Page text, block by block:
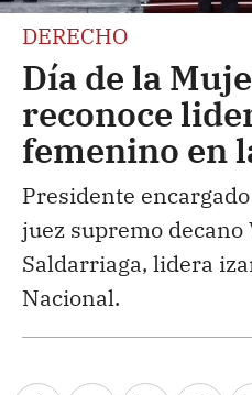
DERECHO
Día de la
reconoce
femenino en
Presidente
juez supremo
Saldarriaga, lidera
Nacional.